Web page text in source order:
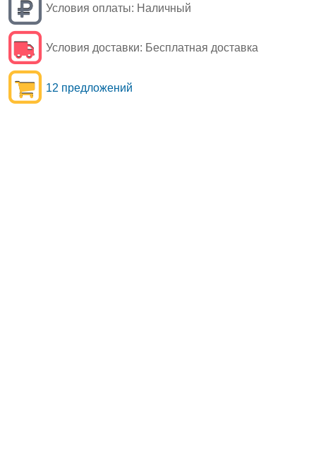
Условия оплаты: Наличный
Условия доставки: Бесплатная доставка
12 предложений